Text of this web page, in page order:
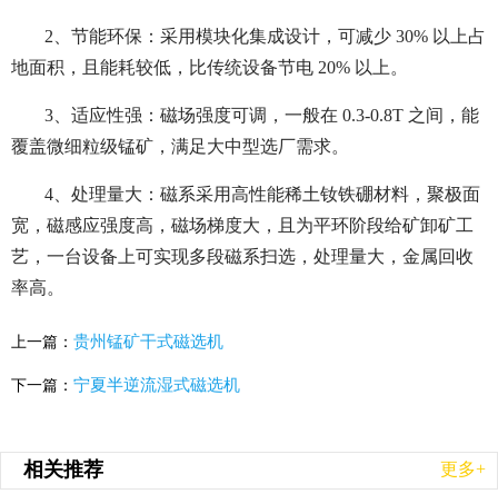
2、节能环保：采用模块化集成设计，可减少 30% 以上占
地面积，且能耗较低，比传统设备节电 20% 以上。
3、适应性强：磁场强度可调，一般在 0.3-0.8T 之间，能
覆盖微细粒级锰矿，满足大中型选厂需求。
4、处理量大：磁系采用高性能稀土钕铁硼材料，聚极面
宽，磁感应强度高，磁场梯度大，且为平环阶段给矿卸矿工
艺，一台设备上可实现多段磁系扫选，处理量大，金属回收
率高。
上一篇： 贵州锰矿干式磁选机
下一篇： 宁夏半逆流湿式磁选机
相关推荐 更多+